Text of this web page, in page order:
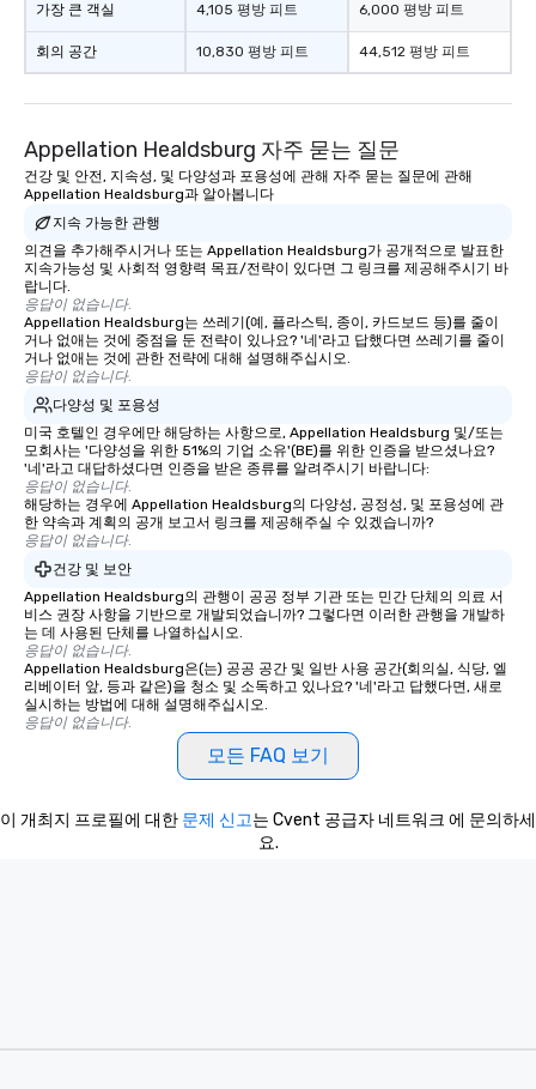
convenient and
experience is
short stroll allows
members a chance to
itinerary. You Get a Dinner and a Show
Our tours offer an
knowledgeable,
who leads the group
interactive
along the way
ensuring there is
Different Types of
experiences offer the
and your guests
discovered otherwise
a way to try some of
from Day to Night
Tours also provides a
가장 큰 객실
회의 공간
4,105 평방 피트
10,830 평방 피트
6,000 평방 피트
44,512 평방 피트
Appellation Healdsburg 자주 묻는 질문
건강 및 안전, 지속성, 및 다양성과 포용성에 관해 자주 묻는 질문에 관해
Appellation Healdsburg과 알아봅니다
지속 가능한 관행
의견을 추가해주시거나 또는 Appellation Healdsburg가 공개적으로 발표한
지속가능성 및 사회적 영향력 목표/전략이 있다면 그 링크를 제공해주시기 바
랍니다.
응답이 없습니다.
Appellation Healdsburg는 쓰레기(예, 플라스틱, 종이, 카드보드 등)를 줄이
거나 없애는 것에 중점을 둔 전략이 있나요? '네'라고 답했다면 쓰레기를 줄이
거나 없애는 것에 관한 전략에 대해 설명해주십시오.
응답이 없습니다.
다양성 및 포용성
미국 호텔인 경우에만 해당하는 사항으로, Appellation Healdsburg 및/또는
모회사는 '다양성을 위한 51%의 기업 소유'(BE)를 위한 인증을 받으셨나요?
'네'라고 대답하셨다면 인증을 받은 종류를 알려주시기 바랍니다:
응답이 없습니다.
해당하는 경우에 Appellation Healdsburg의 다양성, 공정성, 및 포용성에 관
한 약속과 계획의 공개 보고서 링크를 제공해주실 수 있겠습니까?
응답이 없습니다.
건강 및 보안
Appellation Healdsburg의 관행이 공공 정부 기관 또는 민간 단체의 의료 서
비스 권장 사항을 기반으로 개발되었습니까? 그렇다면 이러한 관행을 개발하
는 데 사용된 단체를 나열하십시오.
응답이 없습니다.
Appellation Healdsburg은(는) 공공 공간 및 일반 사용 공간(회의실, 식당, 엘
리베이터 앞, 등과 같은)을 청소 및 소독하고 있나요? '네'라고 답했다면, 새로
실시하는 방법에 대해 설명해주십시오.
응답이 없습니다.
모든 FAQ 보기
이 개최지 프로필에 대한 문제 신고는 Cvent 공급자 네트워크 에 문의하세
요.